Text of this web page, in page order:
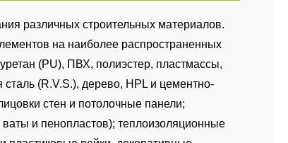
различных строительных материалов.
на наиболее распространенных
(PU), ПВХ, полиэстер, пластмассы,
(R.V.S.), дерево, HPL и цементно-
стен и потолочные панели;
и пенопластов); теплоизоляционные